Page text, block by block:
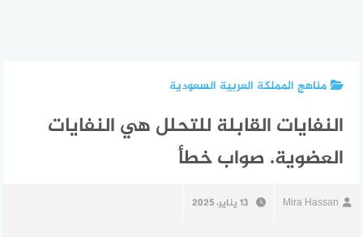
مناهج المملكة العربية السعودية
النفايات القابلة للتحلل هي النفايات
العضوية. صواب خطأ
Mira Hassan 13 يناير، 2025